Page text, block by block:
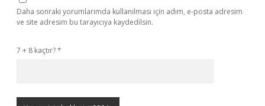
Daha sonraki yorumlarımda kullanılması için adım, e-posta adresim
ve site adresim bu tarayıcıya kaydedilsin.
7 + 8 kaçtır?*